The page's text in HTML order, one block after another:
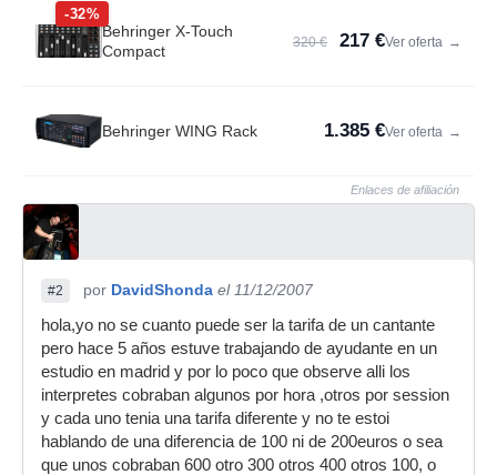
-32%
Behringer X-Touch
Compact
320 € 217 €Ver oferta →
Behringer WING Rack 1.385 €Ver oferta →
Enlaces de afiliación
#2 por DavidShonda el 11/12/2007
hola,yo no se cuanto puede ser la tarifa de un cantante
pero hace 5 años estuve trabajando de ayudante en un
estudio en madrid y por lo poco que observe alli los
interpretes cobraban algunos por hora ,otros por session
y cada uno tenia una tarifa diferente y no te estoi
hablando de una diferencia de 100 ni de 200euros o sea
que unos cobraban 600 otro 300 otros 400 otros 100, o